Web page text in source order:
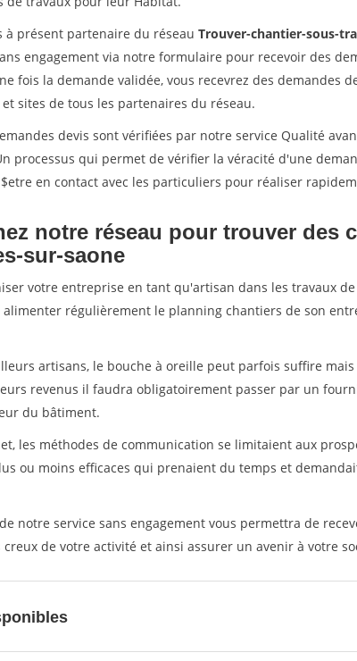
à présent partenaire du réseau Trouver-chantier-sous-
engagement via notre formulaire pour recevoir des
fois la demande validée, vous recevrez des demandes
sites de tous les partenaires du réseau.
devis sont vérifiées par notre service Qualité
processus qui permet de vérifier la véracité d'une
en contact avec les particuliers pour réaliser
notre réseau pour trouver des
sur-saone
votre entreprise en tant qu'artisan dans les travaux
régulièrement le planning chantiers de son
artisans, le bouche à oreille peut parfois suffire
revenus il faudra obligatoirement passer par un
du bâtiment.
les méthodes de communication se limitaient aux
ou moins efficaces qui prenaient du temps et
notre service sans engagement vous permettra de
de votre activité et ainsi assurer un avenir à votre